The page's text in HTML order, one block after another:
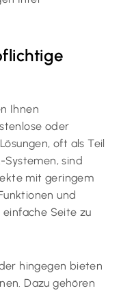
Ihnen
oder
oft als Teil
Systemen, sind
mit geringem
und
Seite zu
hingegen bieten
Dazu gehören